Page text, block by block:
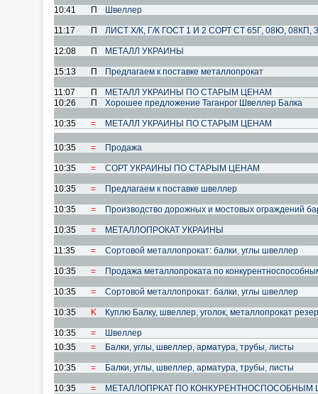
10:41 П Швеллер
11:17 П ЛИСТ Х/К, Г/К ГОСТ 1 И 2 СОРТ СТ 65Г, 08Ю,
12:08 П МЕТАЛЛ УКРАИНЫ
15:13 П Предлагаем к поставке металлопрокат
11:07 П
МЕТАЛЛ УКРАИНЫ ПО СТАРЫМ ЦЕНАМ
10:26
П Хорошее предложение Таганрог Швеллер Балка
10:35 = МЕТАЛЛ УКРАИНЫ ПО СТАРЫМ ЦЕНАМ
10:35 = Продажа
10:35 = СОРТ УКРАИНЫ ПО СТАРЫМ ЦЕНАМ
10:35 = Предлагаем к поставке швеллер
10:35 = Производство дорожных и мостовых ограждений
10:35 = МЕТАЛЛОПРОКАТ УКРАИНЫ
11:35 = Сортовой металлопрокат: балки, углы швеллер
10:35 = Продажа металлопроката по
10:35 = Сортовой металлопрокат: балки, углы швеллер
10:35 K Куплю Балку, швеллер, уголок, металлопрокат
10:35 =
Швеллер
10:35
= Балки, углы, швеллер, арматура, трубы, листы
10:35 = Балки, углы, швеллер, арматура, трубы, листы
10:35 = МЕТАЛЛОПРКАТ ПО КОНКУРЕНТНОСПОСОБНЫМ